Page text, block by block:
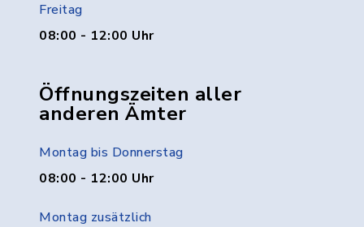
Freitag
08:00 - 12:00 Uhr
Öffnungszeiten aller
anderen Ämter
Montag bis Donnerstag
08:00 - 12:00 Uhr
Montag zusätzlich